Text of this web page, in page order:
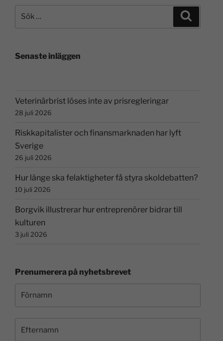
Senaste inläggen
Veterinärbrist löses inte av prisregleringar
28 juli 2026
Riskkapitalister och finansmarknaden har lyft
Sverige
26 juli 2026
Hur länge ska felaktigheter få styra skoldebatten?
10 juli 2026
Borgvik illustrerar hur entreprenörer bidrar till
kulturen
3 juli 2026
Prenumerera på nyhetsbrevet